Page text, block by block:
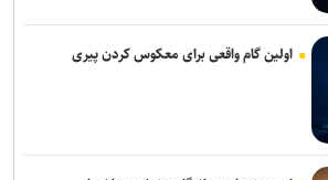
عاشورا در تالار وحدت
برای پیوند شعر عاشورایی با انسان معاصر
قصه و قدردانی» در تالار هنر برگزار می‌شود
اولین گام واقعی برای معکوس کردن پیری